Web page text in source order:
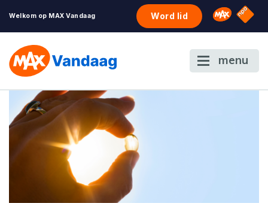
Welkom op MAX Vandaag Word lid Omroep
NPO
menu